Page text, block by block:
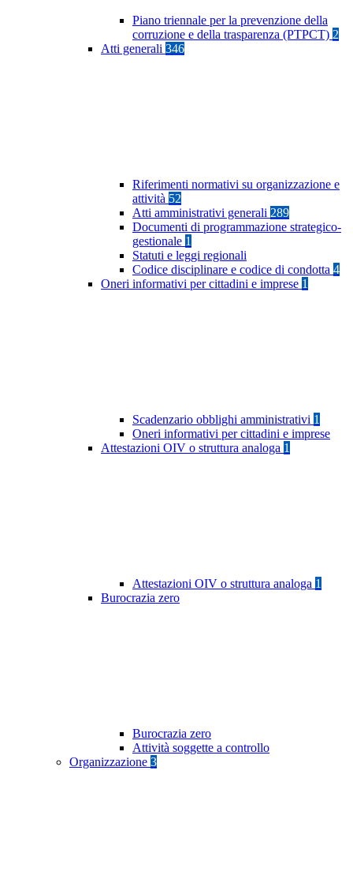
Piano triennale per la prevenzione della
corruzione e della trasparenza (PTPCT) 2
Atti generali 346
Riferimenti normativi su organizzazione e
attività 52
Atti amministrativi generali 289
Documenti di programmazione strategico-
gestionale 1
Statuti e leggi regionali
Codice disciplinare e codice di condotta 4
Oneri informativi per cittadini e imprese 1
Scadenzario obblighi amministrativi 1
Oneri informativi per cittadini e imprese
Attestazioni OIV o struttura analoga 1
Attestazioni OIV o struttura analoga 1
Burocrazia zero
Burocrazia zero
Attività soggette a controllo
Organizzazione 3